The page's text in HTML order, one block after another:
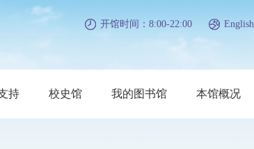
开馆时间：8:00-22:00 English
持 校史馆 我的图书馆 本馆概况